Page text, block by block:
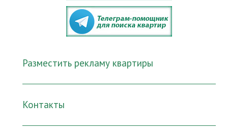
Разместить рекламу квартиры
Контакты